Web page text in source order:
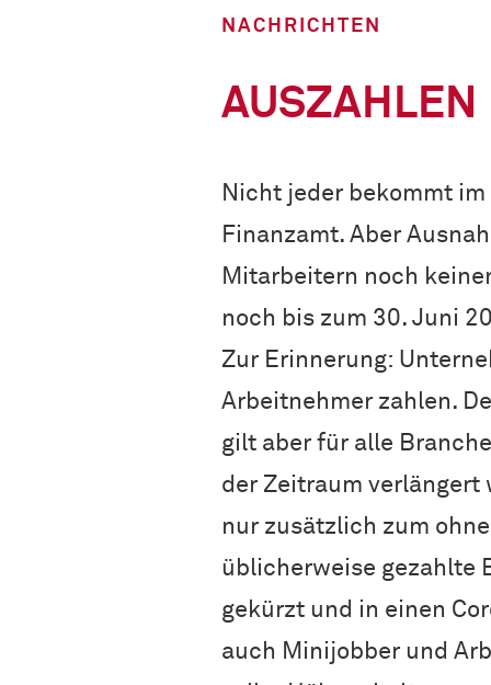
NACHRICHTEN
AUSZAHLEN
Nicht jeder bekommt
Finanzamt. Aber
Mitarbeitern noch
noch bis zum 30. Juni
Zur Erinnerung:
Arbeitnehmer zahlen.
gilt aber für alle
der Zeitraum verlängert
nur zusätzlich zum
üblicherweise gezahlte
gekürzt und in einen
auch Minijobber und